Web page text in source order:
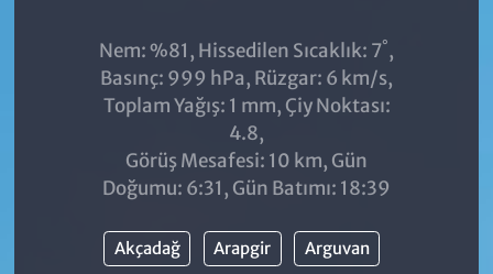
Nem: %81, Hissedilen Sıcaklık: 7°,
Basınç: 999 hPa, Rüzgar: 6 km/s,
Toplam Yağış: 1 mm, Çiy Noktası:
4.8,
Görüş Mesafesi: 10 km, Gün
Doğumu: 6:31, Gün Batımı: 18:39
Akçadağ Arapgir Arguvan